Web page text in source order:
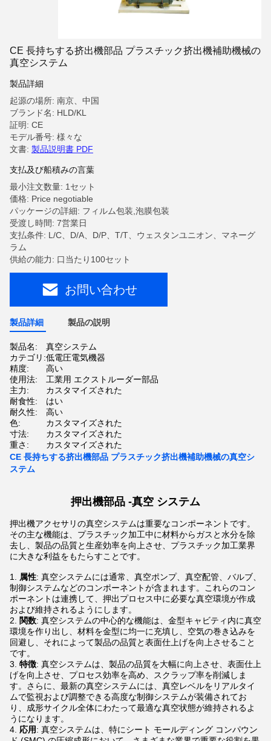
CE 長持ちする挤出機部品 プラスチック挤出機補助機械の
真空システム
製品詳細
起源の場所: 南京、中国
ブランド名: HLD/KL
証明: CE
モデル番号: 様々な
文書: 製品説明書 PDF
支払及び船積みの言葉
最小注文数量: 1セット
価格: Price negotiable
パッケージの詳細: フィルム包装,泡膜包装
受渡し時間: 7営業日
支払条件: L/C、D/A、D/P、T/T、ウェスタンユニオン、マネーグ
ラム
供給の能力: 口当たり100セット
お問い合わせ
製品詳細 製品の説明
製品名:
真空システム
カテゴリ:低電圧電気機器
精度:
高い
使用法:
工業用 エクストルーダー部品
主力:
カスタマイズされた
耐食性:
はい
耐久性:
高い
色:
カスタマイズされた
寸法:
カスタマイズされた
重さ:
カスタマイズされた
CE 長持ちする挤出機部品 プラスチック挤出機補助機械の真空シ
ステム
押出機部品 -真空 システム
押出機アクセサリの真空システムは重要なコンポーネントです。
その主な機能は、プラスチック加工中に材料からガスと水分を除
去し、製品の品質と生産効率を向上させ、プラスチック加工業界
に大きな利益をもたらすことです。
属性: 真空システムには通常、真空ポンプ、真空配管、バルブ、
制御システムなどのコンポーネントが含まれます。これらのコン
ポーネントは連携して、押出プロセス中に必要な真空環境が作成
および維持されるようにします。
関数: 真空システムの中心的な機能は、金型キャビティ内に真空
環境を作り出し、材料を金型に均一に充填し、空気の巻き込みを
回避し、それによって製品の品質と表面仕上げを向上させること
です。
特徴: 真空システムは、製品の品質を大幅に向上させ、表面仕上
げを向上させ、プロセス効率を高め、スクラップ率を削減しま
す。さらに、最新の真空システムには、真空レベルをリアルタイ
ムで監視および調整できる高度な制御システムが装備されてお
り、成形サイクル全体にわたって最適な真空状態が維持されるよ
うになります。
応用: 真空システムは、特にシート モールディング コンパウン